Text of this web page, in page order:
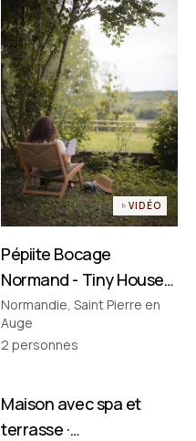
VIDÉO
Pépiite Bocage
Normand - Tiny House
avec Spa & Baignoire
Vintage en Normandie
Normandie, Saint Pierre en
Auge
2 personnes
Maison de ville
Maison avec spa et
terrasse ·